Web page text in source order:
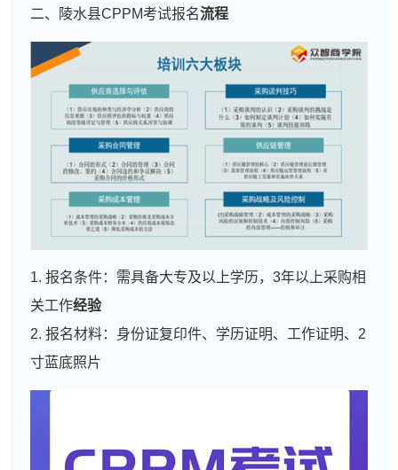
二、陵水县CPPM考试报名流程
1. 报名条件：需具备大专及以上学历，3年以上采购相
关工作经验
2. 报名材料：身份证复印件、学历证明、工作证明、2
寸蓝底照片